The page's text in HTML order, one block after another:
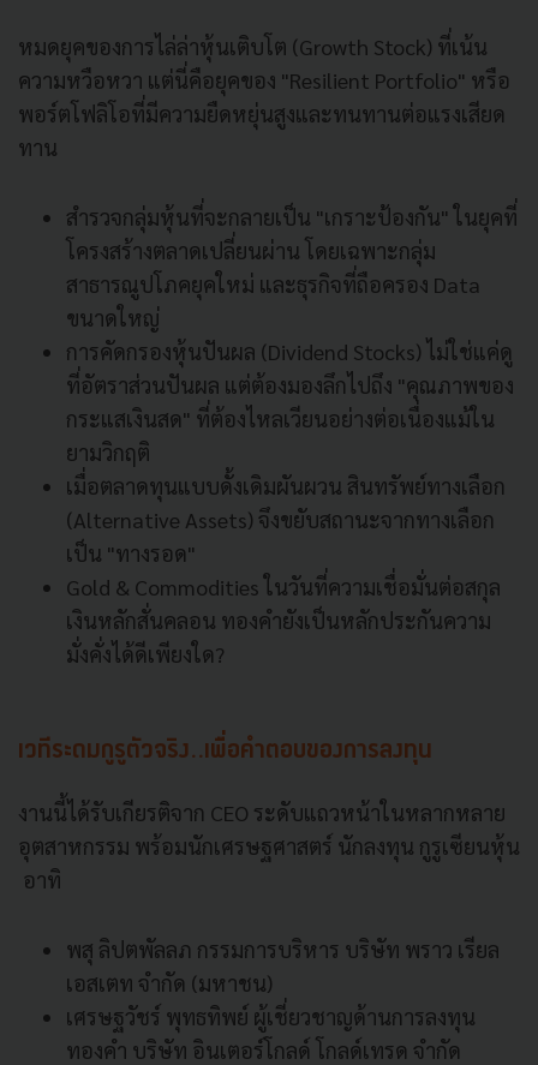
หมดยุคของการไล่ล่าหุ้นเติบโต (Growth Stock) ที่เน้น
ความหวือหวา แต่นี่คือยุคของ "Resilient Portfolio" หรือ
พอร์ตโฟลิโอที่มีความยืดหยุ่นสูงและทนทานต่อแรงเสียด
ทาน
สำรวจกลุ่มหุ้นที่จะกลายเป็น "เกราะป้องกัน" ในยุคที่
โครงสร้างตลาดเปลี่ยนผ่าน โดยเฉพาะกลุ่ม
สาธารณูปโภคยุคใหม่ และธุรกิจที่ถือครอง Data
ขนาดใหญ่
การคัดกรองหุ้นปันผล (Dividend Stocks) ไม่ใช่แค่ดู
ที่อัตราส่วนปันผล แต่ต้องมองลึกไปถึง "คุณภาพของ
กระแสเงินสด" ที่ต้องไหลเวียนอย่างต่อเนื่องแม้ใน
ยามวิกฤติ
เมื่อตลาดทุนแบบดั้งเดิมผันผวน สินทรัพย์ทางเลือก
(Alternative Assets) จึงขยับสถานะจากทางเลือก
เป็น "ทางรอด"
Gold & Commodities ในวันที่ความเชื่อมั่นต่อสกุล
เงินหลักสั่นคลอน ทองคำยังเป็นหลักประกันความ
มั่งคั่งได้ดีเพียงใด?
เวทีระดมกูรูตัวจริง..เพื่อคำตอบของการลงทุน
งานนี้ได้รับเกียรติจาก CEO ระดับแถวหน้าในหลากหลาย
อุตสาหกรรม พร้อมนักเศรษฐศาสตร์ นักลงทุน กูรูเซียนหุ้น
อาทิ
พสุ ลิปตพัลลภ กรรมการบริหาร บริษัท พราว เรียล
เอสเตท จำกัด (มหาชน)
เศรษฐวัชร์ พุทธทิพย์ ผู้เชี่ยวชาญด้านการลงทุน
ทองคำ บริษัท อินเตอร์โกลด์ โกลด์เทรด จำกัด